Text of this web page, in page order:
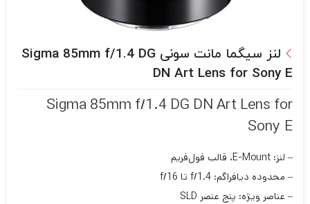
لنز سیگما مانت سونی Sigma 85mm f/1.4 DG
DN Art Lens for Sony E
Sigma 85mm f/1.4 DG DN Art Lens for
Sony E
– لنز: E-Mount، قالب فول‌فریم
– محدوده دیافراگم: f/1.4 تا f/16
– عناصر ویژه: پنج عنصر SLD